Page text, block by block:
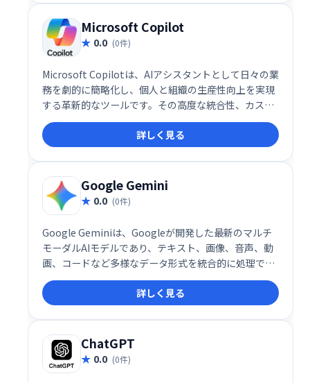
Microsoft Copilot
0.0 (0件)
Microsoft Copilotは、AIアシスタントとして日々の業
務を劇的に簡略化し、個人と組織の生産性向上を実現
する革新的なツールです。その高度な統合性、カスタ
マイズ性、そして自然言語での操作性により、デジタ
ルワークプレイスの未来を切り開く重要な存在として
注目されています。
詳しく見る
Google Gemini
0.0 (0件)
Google Geminiは、Googleが開発した最新のマルチ
モーダルAIモデルであり、テキスト、画像、音声、動
画、コードなど多様なデータ形式を統合的に処理でき
る点が特徴です。これにより、ユーザーは単一のプラ
ットフォーム上で複数の情報源を組み合わせた高度な
タスクを実行できます。
詳しく見る
ChatGPT
0.0 (0件)